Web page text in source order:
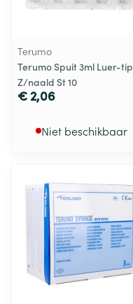
Terumo
Terumo Spuit 3ml Luer-tip
Z/naald St 10
€ 2,06
Niet beschikbaar